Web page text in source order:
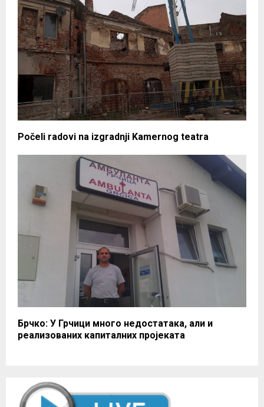
Počeli radovi na izgradnji Kamernog teatra
Брчко: У Грчици много недостатака, али и
реализованих капиталних пројеката